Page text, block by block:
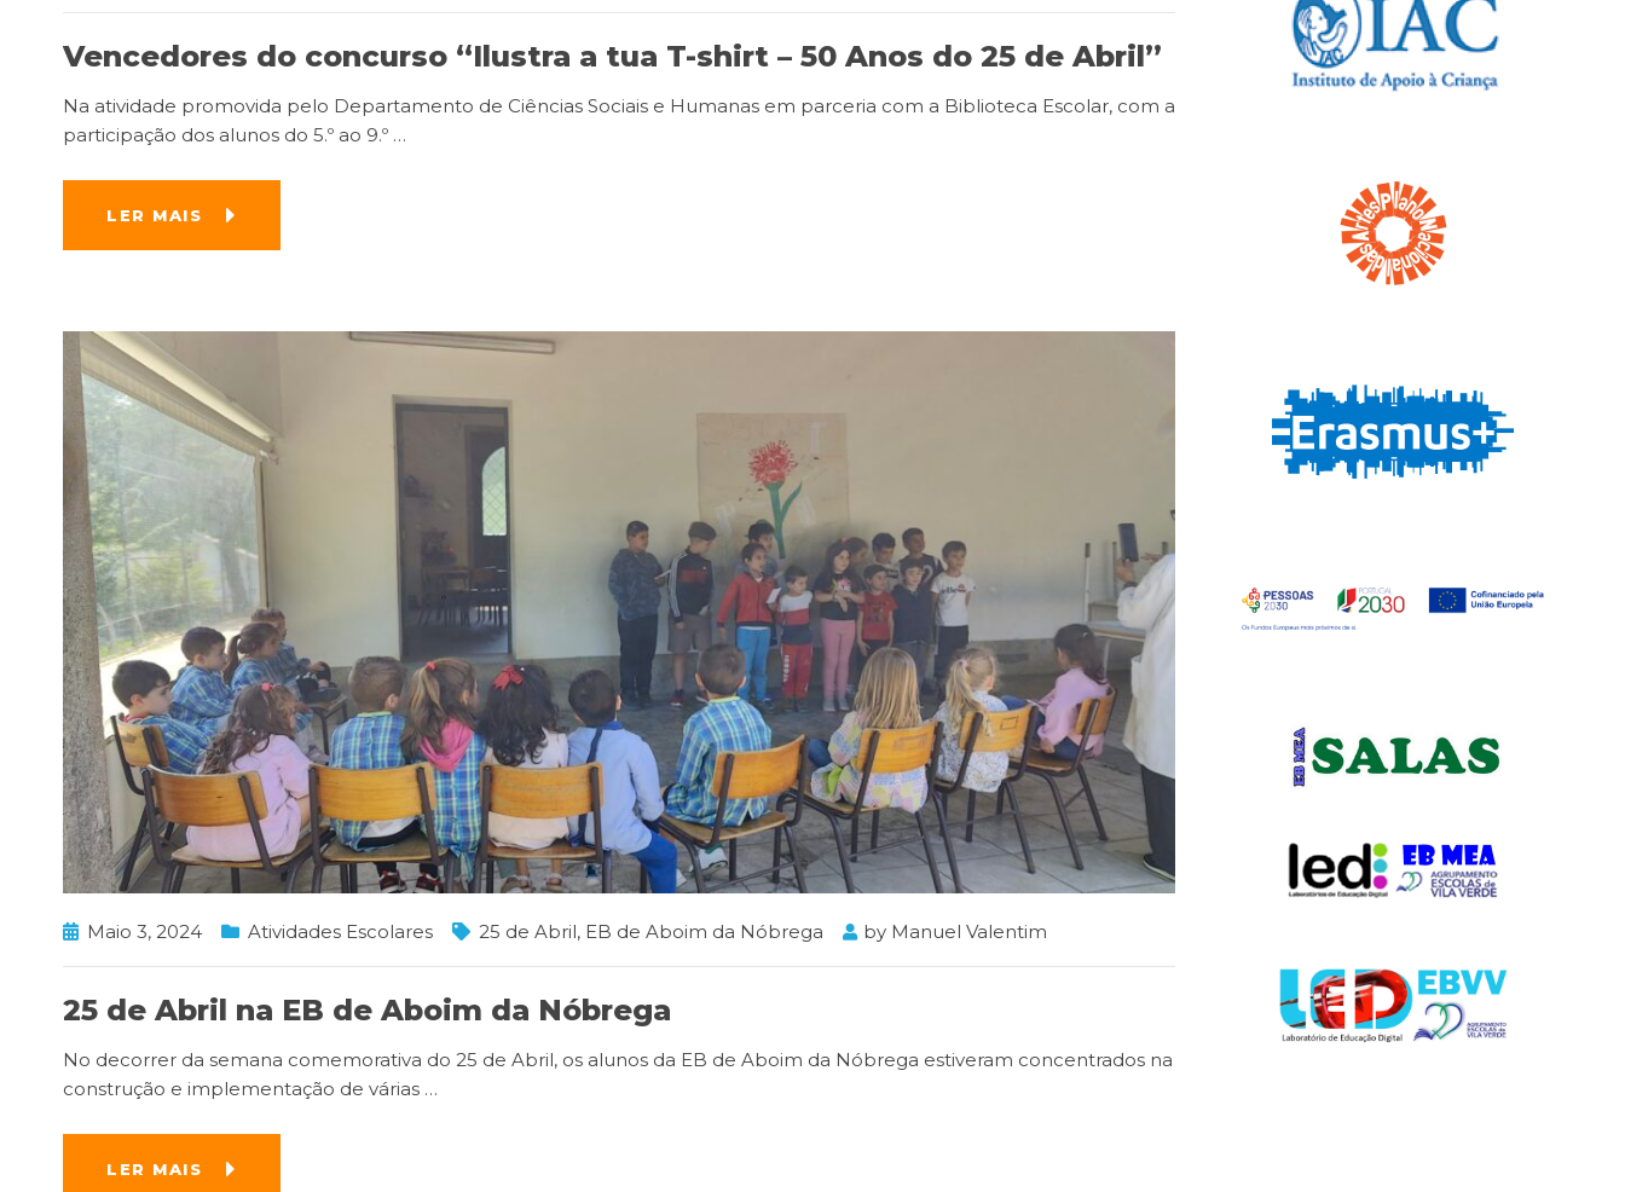
Vencedores do concurso “Ilustra a tua T-shirt – 50 Anos do 25 de Abril”
Na atividade promovida pelo Departamento de Ciências Sociais e Humanas em parceria com a Biblioteca Escolar, com a
participação dos alunos do 5.º ao 9.º …
LER MAIS
Maio 3, 2024 Atividades Escolares 25 de Abril, EB de Aboim da Nóbrega by Manuel Valentim
25 de Abril na EB de Aboim da Nóbrega
No decorrer da semana comemorativa do 25 de Abril, os alunos da EB de Aboim da Nóbrega estiveram concentrados na
construção e implementação de várias …
LER MAIS